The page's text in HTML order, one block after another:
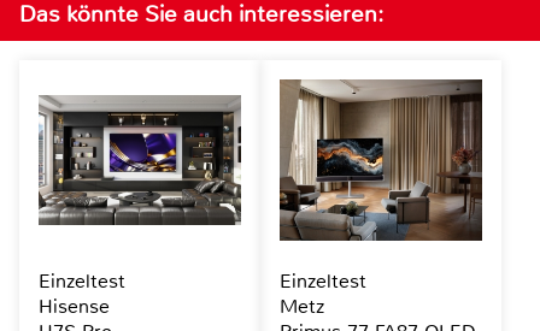
Das könnte Sie auch interessieren:
Einzeltest
Hisense
Einzeltest
Metz